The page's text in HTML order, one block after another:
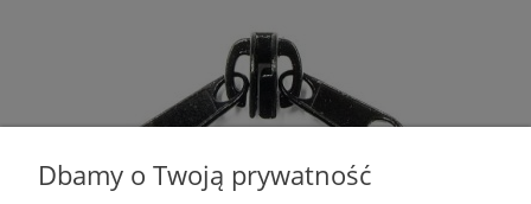
Dbamy o Twoją prywatność